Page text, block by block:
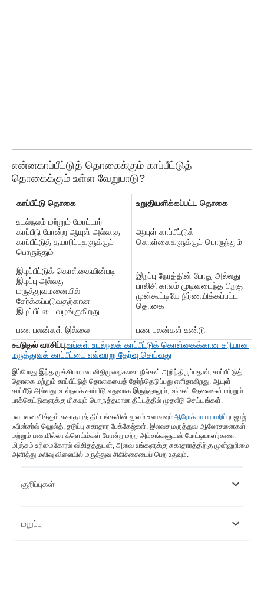
என்னகாப்பீட்டுத் தொகைக்கும் காப்பீட்டுத்
தொகைக்கும் உள்ள வேறுபாடு?
காப்பீட்டு தொகை
உறுதியளிக்கப்பட்ட தொகை
உடல்நலம் மற்றும் மோட்டார்
காப்பீடு போன்ற ஆயுள் அல்லாத
காப்பீட்டுத் தயாரிப்புகளுக்குப்
பொருந்தும்
ஆயுள் காப்பீட்டுக்
கொள்கைகளுக்குப் பொருந்தும்
இழப்பீட்டுக் கொள்கையின்படி
இழப்பு அல்லது
மருத்துவமனையில்
சேர்க்கப்படுவதற்கான
இழப்பீட்டை வழங்குகிறது
இறப்பு நேரத்தின் போது அல்லது
பாலிசி காலம் முடிவடைந்த பிறகு
முன்கூட்டியே நிர்ணயிக்கப்பட்ட
தொகை
பண பலன்கள் இல்லை
பண பலன்கள் உண்டு
கூடுதல் வாசிப்பு:உங்கள் உடல்நலக் காப்பீட்டுக் கொள்கைக்கான சரியான
மருத்துவக் காப்பீட்டை எவ்வாறு தேர்வு செய்வது
இப்போது இந்த முக்கியமான விதிமுறைகளை நீங்கள் அறிந்திருப்பதால், காப்பீட்டுத்
தொகை மற்றும் காப்பீட்டுத் தொகையைத் தேர்ந்தெடுப்பது எளிதாகிறது. ஆயுள்
காப்பீடு அல்லது உடல்நலக் காப்பீடு எதுவாக இருந்தாலும், உங்கள் தேவைகள் மற்றும்
பாக்கெட்டுகளுக்கு மிகவும் பொருத்தமான திட்டத்தில் முதலீடு செய்யுங்கள்.
பல பலனளிக்கும் சுகாதாரத் திட்டங்களின் மூலம் உலாவவும்ஆரோக்யா பராமரிப்புபஜாஜ்
ஃபின்சர்வ் ஹெல்த். தடுப்பு சுகாதார பேக்கேஜ்கள், இலவச மருத்துவ ஆலோசனைகள்
மற்றும் பணமில்லா க்ளெய்ம்கள் போன்ற மற்ற அம்சங்களுடன் போட்டியாளர்களை
மிஞ்சும் உரிமைகோரல் விகிதத்துடன், அவை உங்களுக்கு சுகாதாரத்திற்கு முன்னுரிமை
அளித்து மலிவு விலையில் மருத்துவ சிகிச்சையைப் பெற உதவும்.
குறிப்புகள்
https://www.irdai.gov.in/ADMINCMS/cms/whatsNew_Layout.aspx?
மறுப்பு